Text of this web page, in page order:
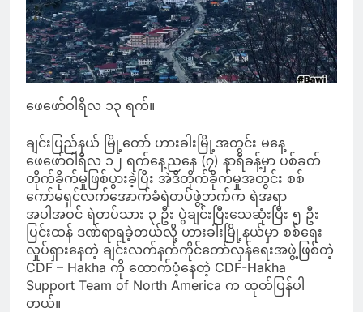
ဖေဖော်ဝါရီလ ၁၃ ရက်။
ချင်းပြည်နယ် မြို့တော် ဟားခါးမြို့အတွင်း မနေ့
ဖေဖော်ဝါရီလ ၁၂ ရက်နေ့ညနေ (၇) နာရီခန့်မှာ ပစ်ခတ်
တိုက်ခိုက်မှုဖြစ်ပွားခဲ့ပြီး အဲဒီတိုက်ခိုက်မှုအတွင်း စစ်
ကော်မရှင်လက်အောက်ခံရဲတပ်ဖွဲ့ဘက်က ရဲအရာ
အပါအဝင် ရဲတပ်သား ၃ ဦး ပွဲချင်းပြီးသေဆုံးပြီး ၅ ဦး
ပြင်းထန် ဒဏ်ရာရခဲ့တယ်လို့ ဟားခါးမြို့နယ်မှာ စစ်ရေး
လှုပ်ရှားနေတဲ့ ချင်းလက်နက်ကိုင်တော်လှန်ရေးအဖွဲ့ဖြစ်တဲ့
CDF – Hakha ကို ထောက်ပံ့နေတဲ့ CDF-Hakha
Support Team of North America က ထုတ်ပြန်ပါ
တယ်။